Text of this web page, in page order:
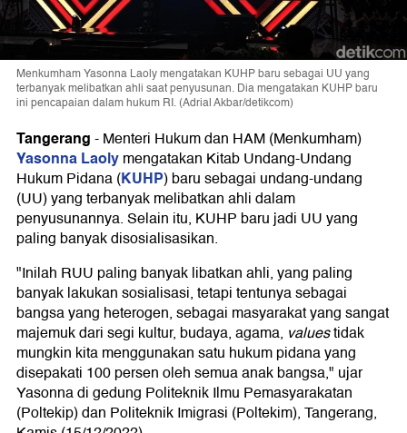
Menkumham Yasonna Laoly mengatakan KUHP baru sebagai UU yang
terbanyak melibatkan ahli saat penyusunan. Dia mengatakan KUHP baru
ini pencapaian dalam hukum RI. (Adrial Akbar/detikcom)
Tangerang-Menteri Hukum dan HAM (Menkumham)
Yasonna Laolymengatakan Kitab Undang-Undang
Hukum Pidana (KUHP) baru sebagai undang-undang
(UU) yang terbanyak melibatkan ahli dalam
penyusunannya. Selain itu, KUHP baru jadi UU yang
paling banyak disosialisasikan.
"Inilah RUU paling banyak libatkan ahli, yang paling
banyak lakukan sosialisasi, tetapi tentunya sebagai
bangsa yang heterogen, sebagai masyarakat yang sangat
majemuk dari segi kultur, budaya, agama, valuestidak
mungkin kita menggunakan satu hukum pidana yang
disepakati 100 persen oleh semua anak bangsa," ujar
Yasonna di gedung Politeknik Ilmu Pemasyarakatan
(Poltekip) dan Politeknik Imigrasi (Poltekim), Tangerang,